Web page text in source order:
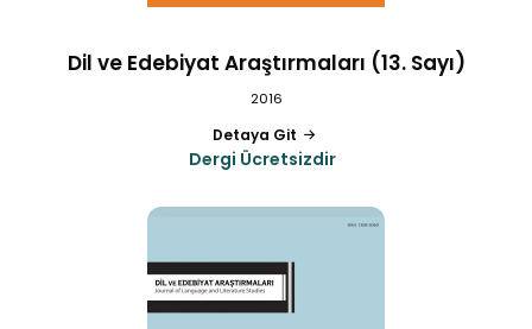
Dil ve Edebiyat Araştırmaları (13. Sayı)
2016
Detaya Git
Dergi Ücretsizdir